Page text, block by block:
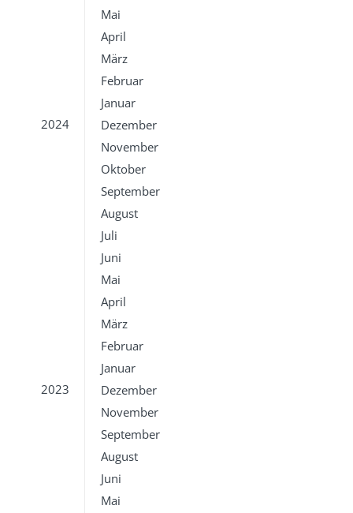
Mai
April
März
Februar
Januar
2024
Dezember
November
Oktober
September
August
Juli
Juni
Mai
April
März
Februar
Januar
2023
Dezember
November
September
August
Juni
Mai